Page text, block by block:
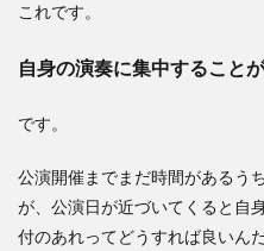
これです。
自身の演奏に集中すること
です。
公演開催までまだ時間があるう
が、公演日が近づいてくると自
付のあれってどうすれば良いん